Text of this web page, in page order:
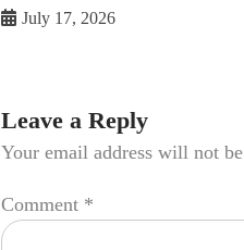
July 17, 2026
Leave a Reply
Your email address will not
Comment *